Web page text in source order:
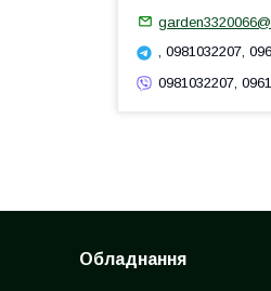
, 0981032207,
0981032207,
Обладнання